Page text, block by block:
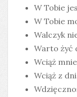
W Tobie
W Tobie
Walczyk
Warto żyć
Wciąż
Wciąż z